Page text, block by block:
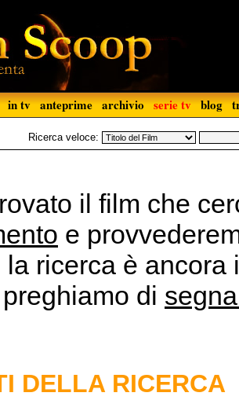
in tv anteprime archivio serie tv blog
Ricerca veloce:
il film che
e
la ricerca è
di
DELLA RICERCA